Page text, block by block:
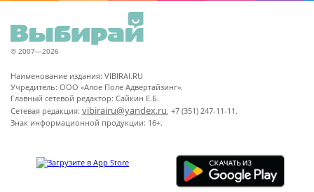
© 2007—2026
Наименование издания: VIBIRAI.RU
Учредитель: ООО «Алое Поле Адвертайзинг».
Главный сетевой редактор: Сайкин Е.Б.
Сетевая редакция: vibirairu@yandex.ru, +7 (351) 247-11-11.
Знак информационной продукции: 16+.